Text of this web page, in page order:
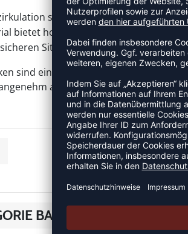
sorgt für ein angenehmes
bietet hohen Tragekomfort den ganzen
Sitz bei jeder Bewegung.
sind eine gute Wahl für alle, die
an den Fuß und bieten
BASKETBALLSOCKEN